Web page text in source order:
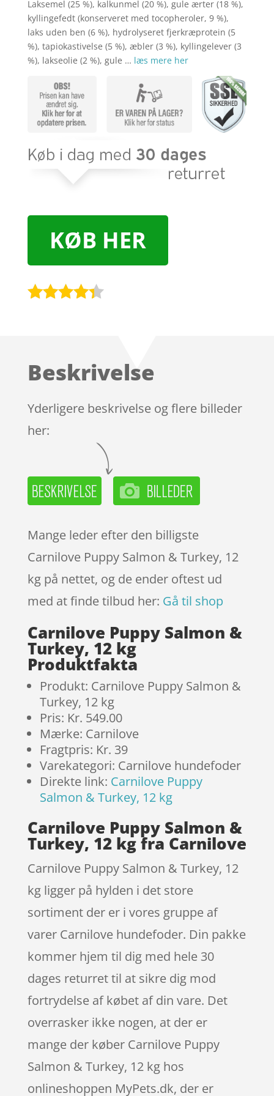
Laksemel (25 %), kalkunmel (20 %), gule ærter (18 %),
kyllingefedt (konserveret med tocopheroler, 9 %),
laks uden ben (6 %), hydrolyseret fjerkræprotein (5
%), tapiokastivelse (5 %), æbler (3 %), kyllingelever (3
%), lakseolie (2 %), gule … læs mere her
KØB HER
på
mmelser
Beskrivelse
Yderligere beskrivelse og flere billeder
her:
Mange leder efter den billigste
Carnilove Puppy Salmon & Turkey, 12
kg på nettet, og de ender oftest ud
med at finde tilbud her: Gå til shop
Carnilove Puppy Salmon &
Turkey, 12 kg
Produktfakta
Produkt: Carnilove Puppy Salmon &
Turkey, 12 kg
Pris: Kr. 549.00
Mærke: Carnilove
Fragtpris: Kr. 39
Varekategori: Carnilove hundefoder
Direkte link: Carnilove Puppy
Salmon & Turkey, 12 kg
Carnilove Puppy Salmon &
Turkey, 12 kg fra Carnilove
Carnilove Puppy Salmon & Turkey, 12
kg ligger på hylden i det store
sortiment der er i vores gruppe af
varer Carnilove hundefoder. Din pakke
kommer hjem til dig med hele 30
dages returret til at sikre dig mod
fortrydelse af købet af din vare. Det
overrasker ikke nogen, at der er
mange der køber Carnilove Puppy
Salmon & Turkey, 12 kg hos
onlineshoppen MyPets.dk, der er